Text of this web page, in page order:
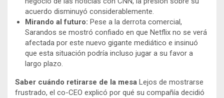
acuerdo disminuyó considerablemente.
Mirando al futuro: Pese a la derrota comercial,
Sarandos se mostró confiado en que Netflix no se verá
afectada por este nuevo gigante mediático e insinuó
que esta situación podría incluso jugar a su favor a
largo plazo.
Saber cuándo retirarse de la mesa Lejos de mostrarse
frustrado, el co-CEO explicó por qué su compañía decidió